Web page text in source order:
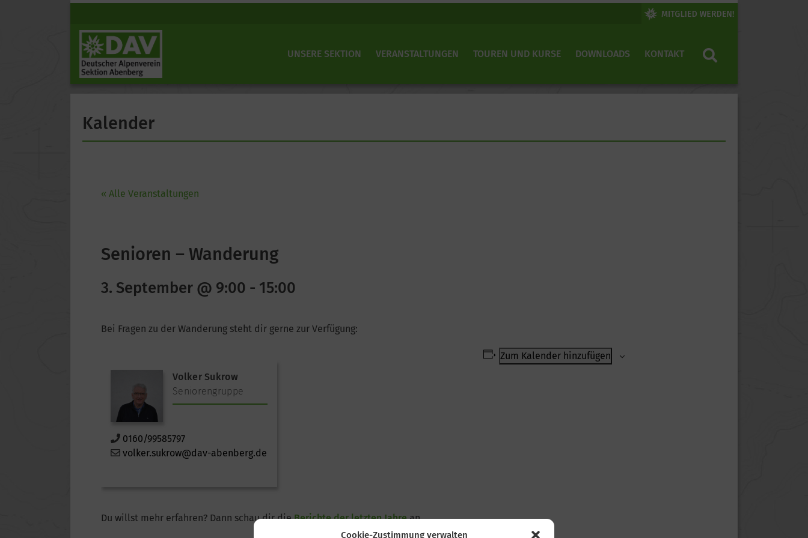
Cookie-Zustimmung verwalten
UNSERE SEKTION VERANSTALTUNGEN TOUREN UND KURSE DOWNLOADS KONTAKT
Kalender
« Alle Veranstaltungen
Senioren – Wanderung
3. September @ 9:00 - 15:00
Bei Fragen zu der Wanderung steht dir gerne zur Verfügung:
Volker Sukrow
Seniorengruppe
0160/99585797
volker.sukrow@dav-abenberg.de
Du willst mehr erfahren? Dann schau dir dieBerichte der letzten Jahre an.
Zum Kalender hinzufügen